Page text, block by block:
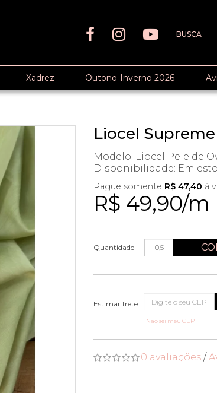
Xadrez Outono-Inverno 2026
Liocel
Modelo: Liocel Pele de
Disponibilidade: Em
R$ 49,90/m
Pague somente R$ 47,40 à
Quantidade
Não sei meu CEP
0 avaliações /